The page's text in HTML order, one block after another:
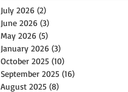
July 2026 (2)
June 2026 (3)
May 2026 (5)
January 2026 (3)
October 2025 (10)
September 2025 (16)
August 2025 (8)